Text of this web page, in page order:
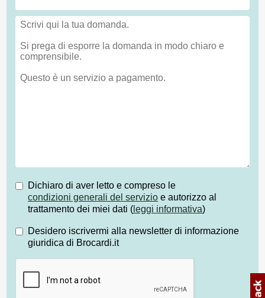
Dichiaro di aver letto e compreso le
condizioni generali del servizio e autorizzo al
trattamento dei miei dati ( leggi informativa)
Desidero iscrivermi alla newsletter di informazione
giuridica di Brocardi.it